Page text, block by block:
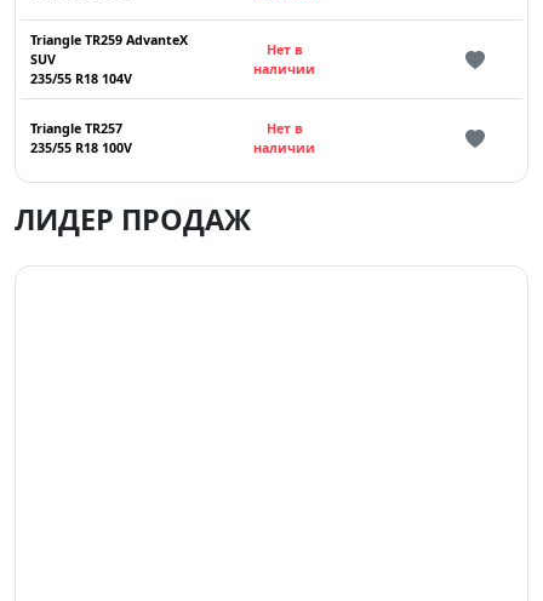
Triangle TR259 AdvanteX
SUV
235/55 R18 104V
Нет в
наличии
Triangle TR257
235/55 R18 100V
Нет в
наличии
ЛИДЕР ПРОДАЖ